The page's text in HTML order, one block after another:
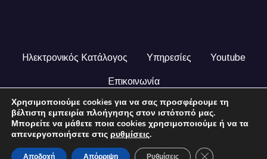
Ηλεκτρονικός Κατάλογος Υπηρεσίες Youtube
Επικοινωνία
© 2024 COPYRIGHT ILEKTRONIKOSKATALOGOS.GR. ALL
RIGHTS RESERVED.
Χρησιμοποιούμε cookies για να σας προσφέρουμε τη
βέλτιστη εμπειρία πλοήγησης στον ιστότοπό μας.
Μπορείτε να μάθετε ποια cookies χρησιμοποιούμε ή να τα
απενεργοποιήσετε στις ρυθμίσεις.
Αποδοχή Απόρριψη Ρυθμίσεις Close GDPR